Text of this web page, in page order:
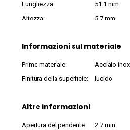
Lunghezza:
51.1 mm
Altezza:
5.7 mm
Informazioni sul materiale
Primo materiale:
Acciaio inox
Finitura della superficie:
lucido
Altre informazioni
Apertura del pendente:
2.7 mm